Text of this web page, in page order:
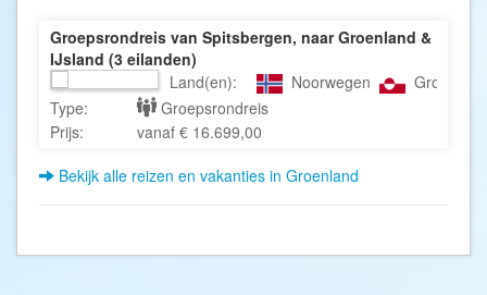
Groepsrondreis van Spitsbergen, naar Groenland &
IJsland (3 eilanden)
Land(en):
Noorwegen
Type:
Groepsrondreis
Prijs:
vanaf € 16.699,00
Bekijk alle reizen en vakanties in Groenland